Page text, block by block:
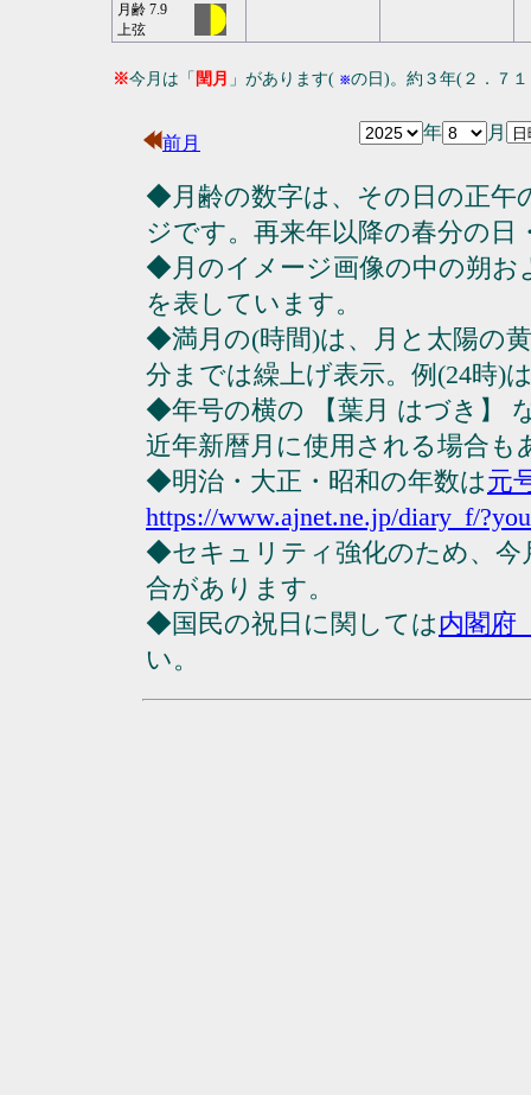
月齢 7.9
上弦
※今月は「 閏月 」があります( ※の日)。約３年(２．７
前月
年 月
◆月齢の数字は、その日の正午
ジです。再来年以降の春分の日
◆月のイメージ画像の中の朔
を表しています。
◆満月の(時間)は、月と太陽の
分までは繰上げ表示。例(24時)
◆年号の横の 【葉月 はづき】
近年新暦月に使用される場合も
◆明治・大正・昭和の年数は元
https://www.ajnet.ne.jp/diary_f/
◆セキュリティ強化のため、今
合があります。
◆国民の祝日に関しては内閣府
い。